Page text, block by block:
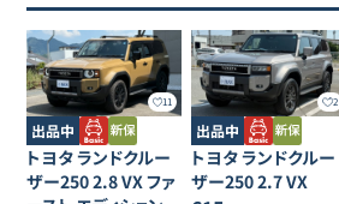
11
出品中
トヨタランドクルー
ザー2502.8 VX ファ
2
出品中
トヨタランドクルー
ザー2502.7 VX